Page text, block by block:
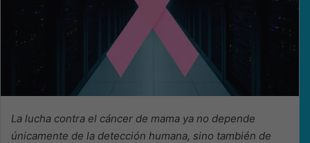
La lucha contra el cáncer de mama ya no depende
únicamente de la detección humana, sino también de